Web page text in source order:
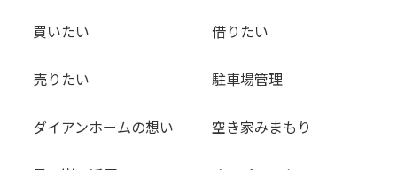
買いたい 借りたい
売りたい 駐車場管理
ダイアンホームの想い 空き家みまもり